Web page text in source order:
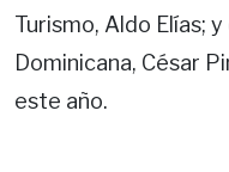
Turismo, Aldo Elías;
Dominicana, César
este año.